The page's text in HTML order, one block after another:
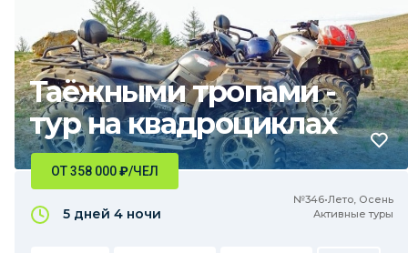
Таёжными тропами -
тур на квадроциклах
№346•Лето, Осень
Активные туры
ОТ 358 000₽/ЧЕЛ
5 дней 4 ночи